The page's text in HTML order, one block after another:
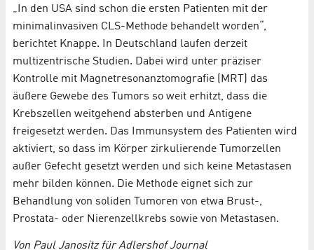
„In den USA sind schon die ersten Patienten mit der
minimalinvasiven CLS-Methode behandelt worden“,
berichtet Knappe. In Deutschland laufen derzeit
multizentrische Studien. Dabei wird unter präziser
Kontrolle mit Magnetresonanztomografie (MRT) das
äußere Gewebe des Tumors so weit erhitzt, dass die
Krebszellen weitgehend absterben und Antigene
freigesetzt werden. Das Immunsystem des Patienten wird
aktiviert, so dass im Körper zirkulierende Tumorzellen
außer Gefecht gesetzt werden und sich keine Metastasen
mehr bilden können. Die Methode eignet sich zur
Behandlung von soliden Tumoren von etwa Brust-,
Prostata- oder Nierenzellkrebs sowie von Metastasen.
Von Paul Janositz fürAdlershof Journal